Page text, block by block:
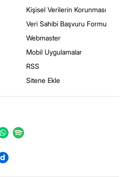
Kişisel Verilerin Korunması
Veri Sahibi Başvuru Formu
Webmaster
Mobil Uygulamalar
RSS
Sitene Ekle